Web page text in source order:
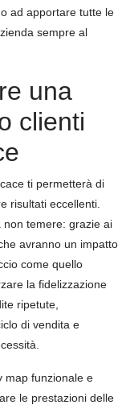
ad apportare tutte le
sempre al
una
clienti
ti permetterà di
risultati eccellenti.
non temere: grazie ai
avranno un impatto
come quello
la fidelizzazione
ripetute,
di vendita e
map funzionale e
le prestazioni delle